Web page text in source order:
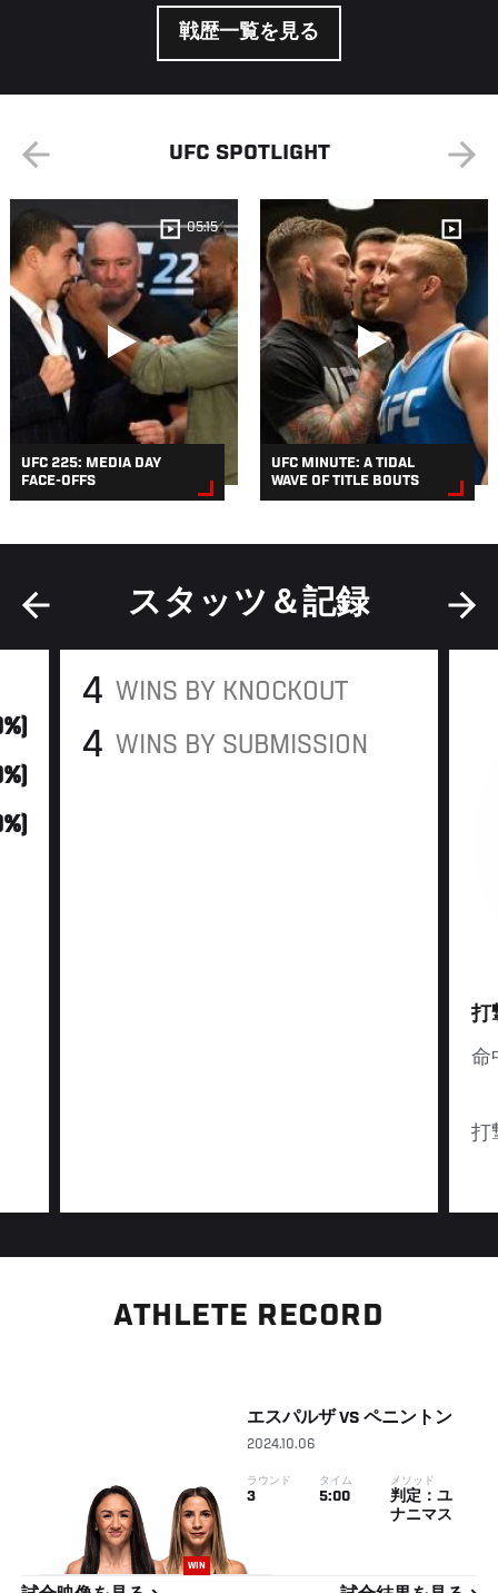
戦歴一覧を見る
UFC SPOTLIGHT
05:15
UFC 225: MEDIA DAY
FACE-OFFS
UFC MINUTE: A TIDAL
WAVE OF TITLE BOUTS
スタッツ＆記録
4 WINS BY KNOCKOUT
4 WINS BY SUBMISSION
打
命
打
ATHLETE RECORD
WIN
エスパルザ VS ペニントン
2024.10.06
ラウンド
3
タイム
5:00
メソッド
判定：ユ
ナニマス